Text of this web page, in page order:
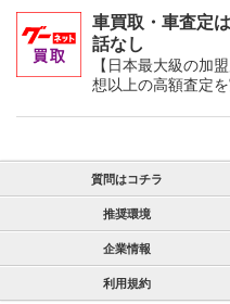
車買取・車査定
話なし
【日本最大級の加
想以上の高額査定を
質問はコチラ
推奨環境
企業情報
利用規約